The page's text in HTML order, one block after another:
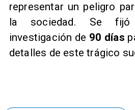
representar un peligro
la sociedad. Se
investigación de 90 días
detalles de este trágico